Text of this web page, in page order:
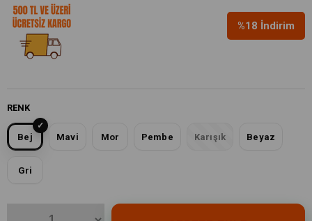
%18 İndirim
RENK
Bej Mavi Mor Pembe Karışık Beyaz
Gri